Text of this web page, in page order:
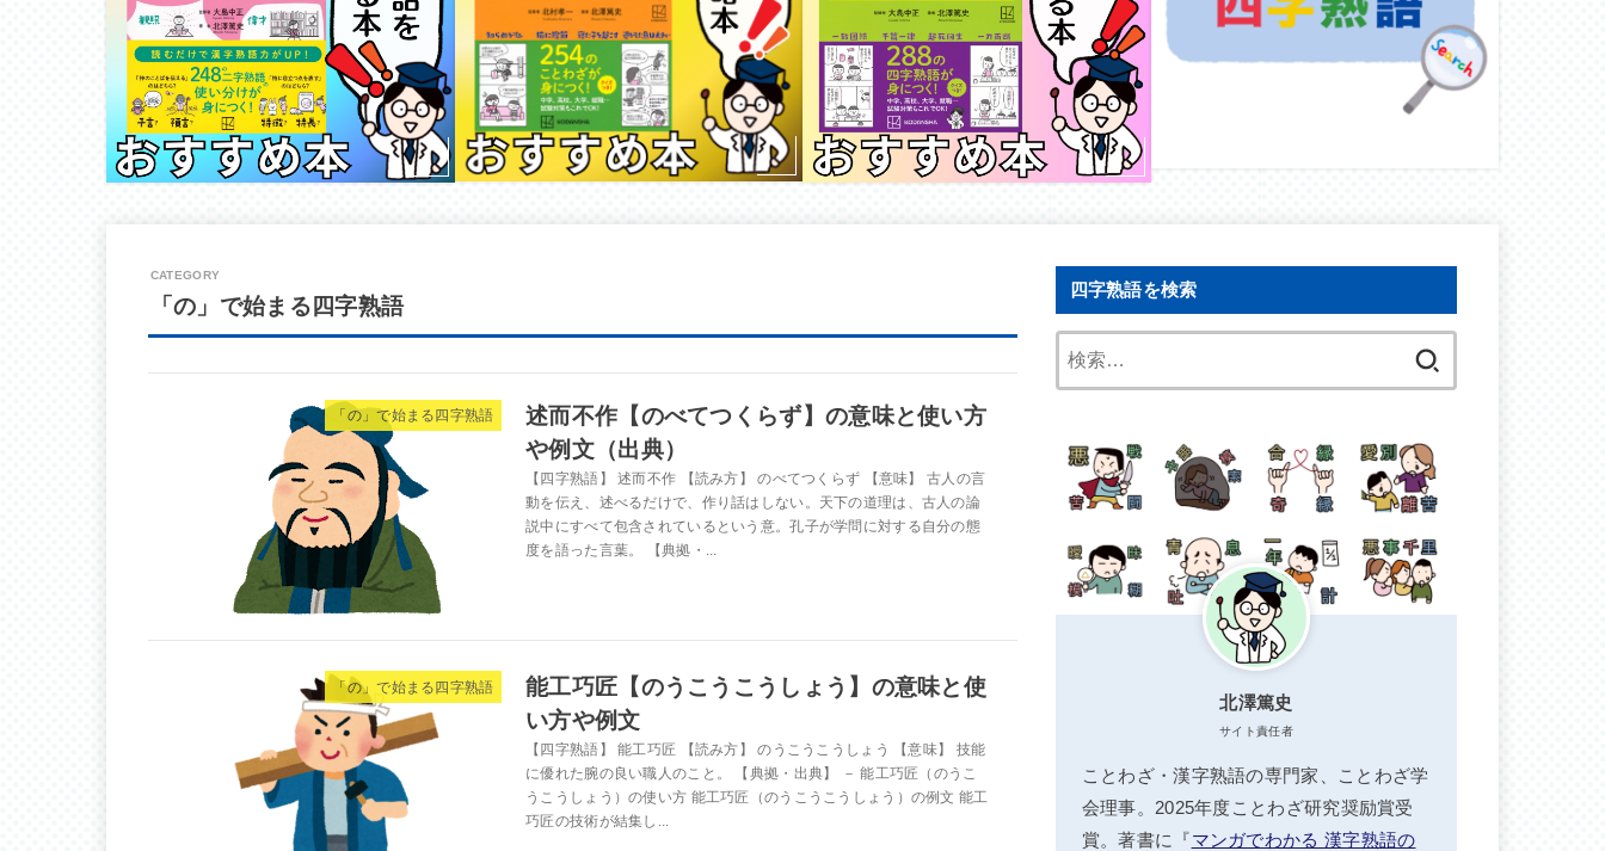
「の」で始まる四字熟語
「の」で始まる四字熟語
述而不作【のべてつくらず】の意味と使い方
や例文（出典）
【四字熟語】 述而不作 【読み方】 のべてつくらず 【意味】 古人の言
動を伝え、述べるだけで、作り話はしない。天下の道理は、古人の論
説中にすべて包含されているという意。孔子が学問に対する自分の態
度を語った言葉。 【典拠・...
「の」で始まる四字熟語
能工巧匠【のうこうこうしょう】の意味と使
い方や例文
【四字熟語】 能工巧匠 【読み方】 のうこうこうしょう 【意味】 技能
に優れた腕の良い職人のこと。 【典拠・出典】 － 能工巧匠（のうこ
うこうしょう）の使い方 能工巧匠（のうこうこうしょう）の例文 能工
巧匠の技術が結集し...
四字熟語を検索
北澤篤史
サイト責任者
ことわざ・漢字熟語の専門家、ことわざ学
会理事。2025年度ことわざ研究奨励賞受
賞。著書に『マンガでわかる 漢字熟語の